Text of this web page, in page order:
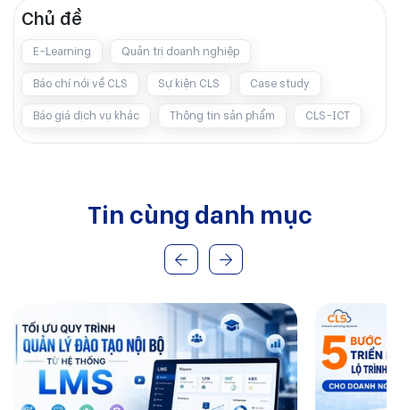
Chủ đề
E-Learning Quản trị doanh nghiệp
Báo chí nói về CLS Sự kiện CLS Case study
Báo giá dịch vụ khác Thông tin sản phẩm CLS-ICT
Tin cùng danh mục